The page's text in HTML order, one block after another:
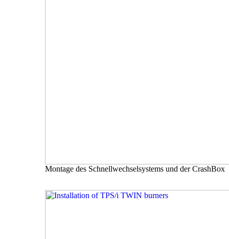
Montage des Schnellwechselsystems und der CrashBox